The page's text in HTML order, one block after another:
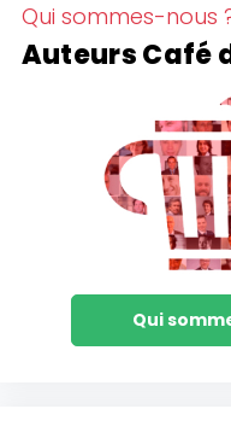
Qui sommes-nous
Auteurs Café
Qui